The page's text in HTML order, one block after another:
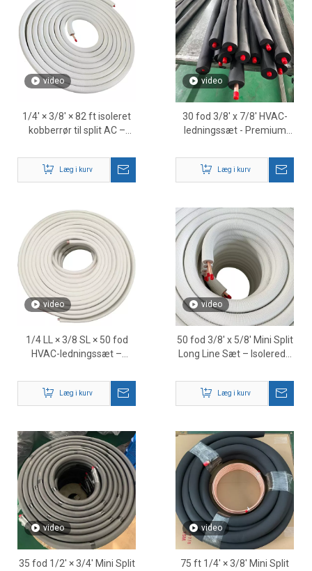
video
1/4' × 3/8' × 82 ft isoleret
kobberrør til split AC –
kølemiddelledning
Læg i kurv
video
30 fod 3/8' x 7/8' HVAC-
ledningssæt - Premium
aircondition og køling
Læg i kurv
video
1/4 LL × 3/8 SL × 50 fod
HVAC-ledningssæt –
kobberkølemiddelrør
Læg i kurv
video
50 fod 3/8' x 5/8' Mini Split
Long Line Sæt – Isolerede
Læg i kurv
video
35 fod 1/2' × 3/4' Mini Split
video
75 ft 1/4' × 3/8' Mini Split